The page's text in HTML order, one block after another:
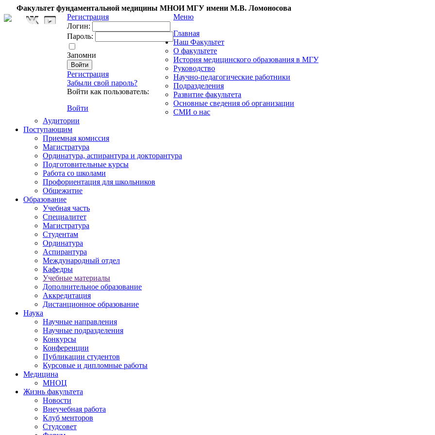
Факультет фундаментальной медицины МНОИ МГУ имени М.В. Ломоносова
Регистрация
Логин:
Пароль:
Запомни
Регистрация
Забыли свой пароль?
Войти как пользователь:
Войти
Меню
Главная
Наш Факультет
О факультете
История медицинского образования в МГУ
Руководство
Научно-педагогические работники
Подразделения
Развитие факультета
Основные сведения об организации
СМИ о нас
Аудитории
Поступающим
Приемная комиссия
Магистратура
Ординатура, аспирантура и докторантура
Подготовительные курсы
Работа со школами
Профориентация для школьников
Общежитие
Образование
Учебная часть
Специалитет
Магистратура
Студентам
Ординатура
Аспирантура
Международный отдел
Кафедры
Учебные материалы
Дополнительное образование
Аккредитация
Дистанционное образование
Наука
Научные направления
Научные подразделения
Конкурсы
Конференции
Публикации студентов
Курсовые и дипломные работы
Медицина
МНОЦ
Жизнь факультета
Новости
Внеучебная работа
Клуб менторов
Студсовет